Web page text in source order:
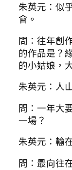
朱英元：似
會。
問：往年創
的作品是？
的小姑娘，
朱英元：人
問：一年大
一場？
朱英元：輸
問：最向往